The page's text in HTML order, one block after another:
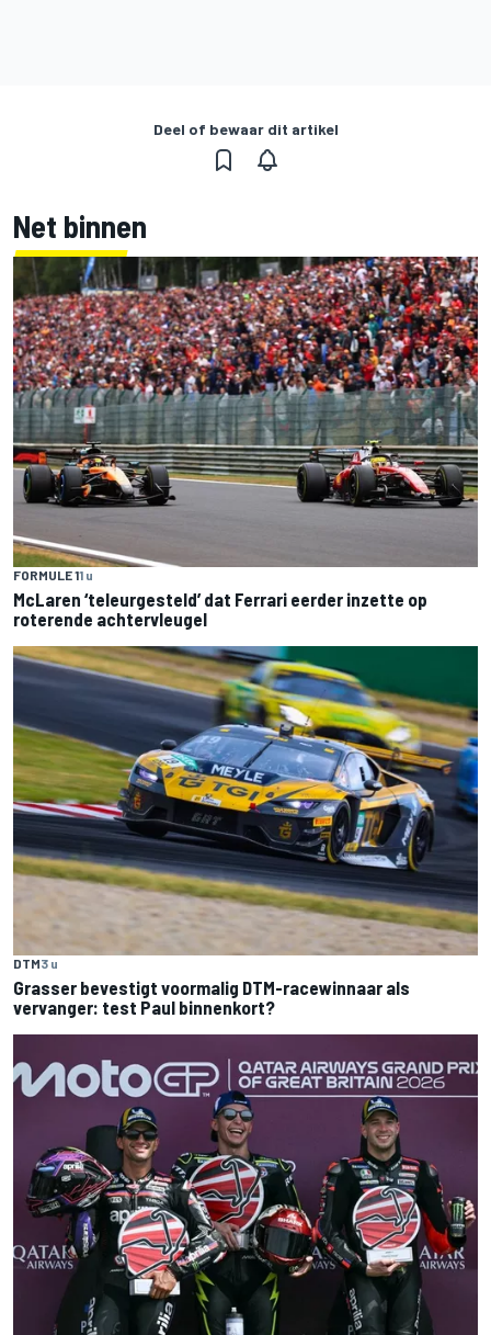
Deel of bewaar dit artikel
Net binnen
FORMULE 11 u
McLaren ‘teleurgesteld’ dat Ferrari eerder inzette op
roterende achtervleugel
DTM3 u
Grasser bevestigt voormalig DTM-racewinnaar als
vervanger: test Paul binnenkort?